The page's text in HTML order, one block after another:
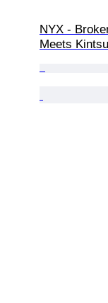
NYX -
Meets